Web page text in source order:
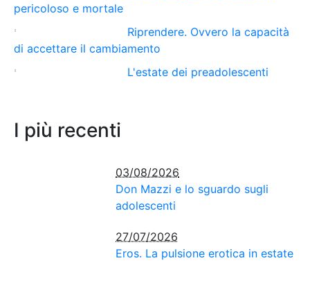
pericoloso e mortale
Riprendere. Ovvero la capacità
di accettare il cambiamento
L'estate dei preadolescenti
I più recenti
03/08/2026
Don Mazzi e lo sguardo sugli
adolescenti
27/07/2026
Eros. La pulsione erotica in estate